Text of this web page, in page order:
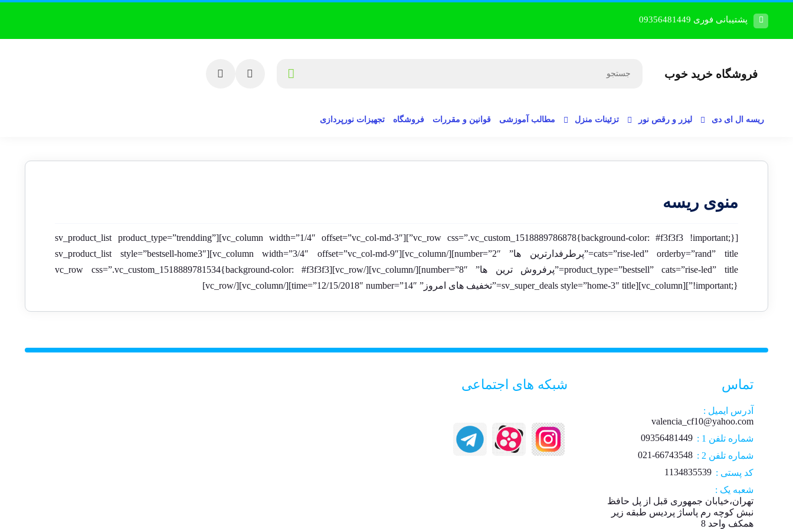
پشتیبانی فوری 09356481449
فروشگاه خرید خوب
ریسه ال ای دی لیزر و رقص نور تزئینات منزل مطالب آموزشی قوانین و مقررات فروشگاه تجهیزات نورپردازی
منوی ریسه
[vc_row css=”.vc_custom_1518889786878{background-color: #f3f3f3 !important;}”][vc_column width=”1/4″ offset=”vc_col-md-3″][sv_product_list product_type=”trendding”
cats=”rise-led” orderby=”rand” title=”پرطرفدارترین ها” number=”2″][/vc_column][vc_column width=”3/4″ offset=”vc_col-md-9″][sv_product_list style=”bestsell-home3″
product_type=”bestsell” cats=”rise-led” title=”پرفروش ترین ها” number=”8″][/vc_column][/vc_row][vc_row css=”.vc_custom_1518889781534{background-color: #f3f3f3
!important;}”][vc_column][sv_super_deals style=”home-3″ title=”تخفیف های امروز” time=”12/15/2018″ number=”14″][/vc_column][/vc_row]
تماس
آدرس ایمیل :
valencia_cf10@yahoo.com
شماره تلفن 1 :
09356481449
شماره تلفن 2 :
021-66743548
کد پستی : 1134835539
شعبه یک :
تهران،خیابان جمهوری قبل از پل حافظ
نبش کوچه رم پاساژ پردیس طبقه زیر
همکف واحد 8
شبکه های اجتماعی